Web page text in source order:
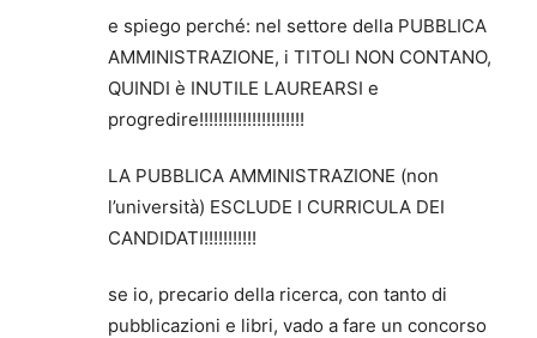
e spiego perché: nel settore della PUBBLICA
AMMINISTRAZIONE, i TITOLI NON CONTANO,
QUINDI è INUTILE LAUREARSI e
progredire!!!!!!!!!!!!!!!!!!!!!!
LA PUBBLICA AMMINISTRAZIONE (non
l’università) ESCLUDE I CURRICULA DEI
CANDIDATI!!!!!!!!!!!
se io, precario della ricerca, con tanto di
pubblicazioni e libri, vado a fare un concorso